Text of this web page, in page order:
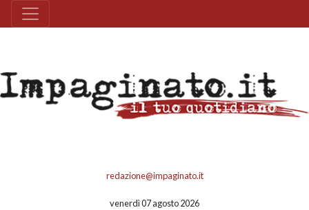
redazione@impaginato.it
venerdì 07 agosto 2026